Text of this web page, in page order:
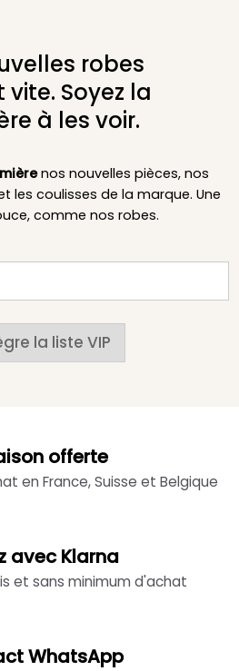
robes
Soyez la
à les voir.
nos nouvelles pièces, nos
les coulisses de la marque. Une
comme nos robes.
la liste VIP
offerte
en France, Suisse et Belgique
avec Klarna
et sans minimum d'achat
WhatsApp